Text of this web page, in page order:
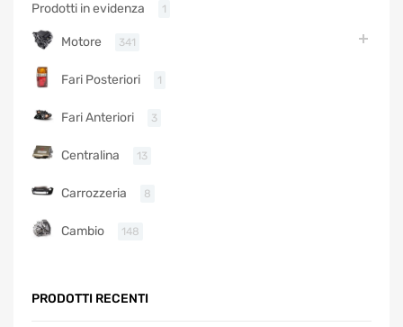
Prodotti in evidenza 1
Motore 341
Fari Posteriori 1
Fari Anteriori 3
Centralina 13
Carrozzeria 8
Cambio 148
PRODOTTI RECENTI